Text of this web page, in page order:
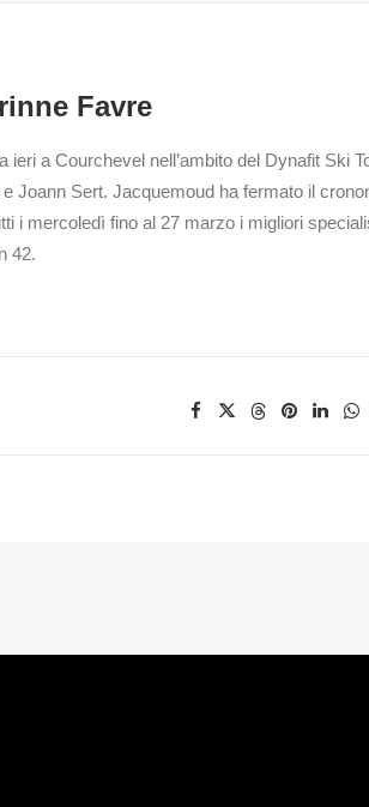
Favre
a Courchevel nell’ambito del Dynafit
Sert. Jacquemoud ha fermato il
i mercoledì fino al 27 marzo i migliori
42.